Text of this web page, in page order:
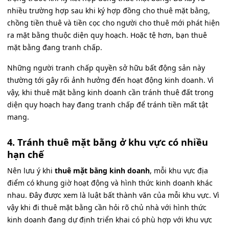
nhiều trường hợp sau khi ký hợp đồng cho thuê mặt bằng,
chồng tiền thuê và tiền cọc cho người cho thuê mới phát hiện
ra mặt bằng thuộc diện quy hoạch. Hoặc tệ hơn, bạn thuê
mặt bằng đang tranh chấp.
Những người tranh chấp quyền sở hữu bất động sản này
thường tới gây rối ảnh hưởng đến hoạt động kinh doanh. Vì
vậy, khi thuê mặt bằng kinh doanh cần tránh thuê đất trong
diện quy hoạch hay đang tranh chấp để tránh tiền mất tật
mang.
4. Tránh thuê mặt bằng ở khu vực có nhiều
hạn chế
Nên lưu ý khi thuê mặt bằng kinh doanh, mỗi khu vực địa
điểm có khung giờ hoạt động và hình thức kinh doanh khác
nhau. Đây được xem là luật bất thành văn của mỗi khu vực. Vì
vậy khi đi thuê mặt bằng cần hỏi rõ chủ nhà với hình thức
kinh doanh đang dự định triển khai có phù hợp với khu vực